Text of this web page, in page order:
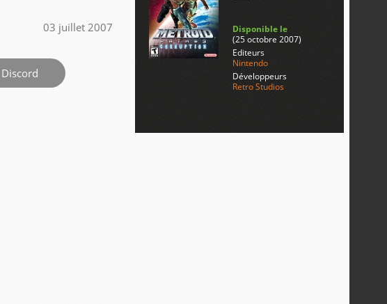
03 juillet 2007
Discord
Disponible le
(25 octobre 2007)
Editeurs
Nintendo
Développeurs
Retro Studios